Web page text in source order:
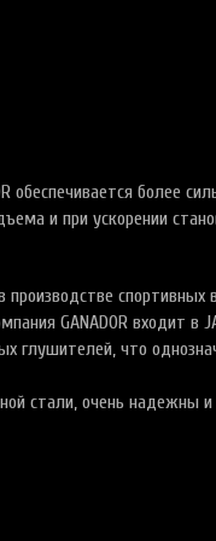
обеспечивается более
и при ускорении
производстве
GANADOR входит
глушителей, что
стали, очень надежны